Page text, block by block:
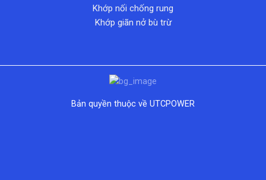
Khớp nối chống rung
Khớp giãn nở bù trừ
Bản quyền thuộc về UTCPOWER